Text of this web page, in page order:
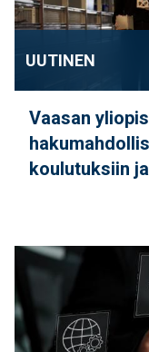
UUTINEN
Vaasan
koulutuksiin